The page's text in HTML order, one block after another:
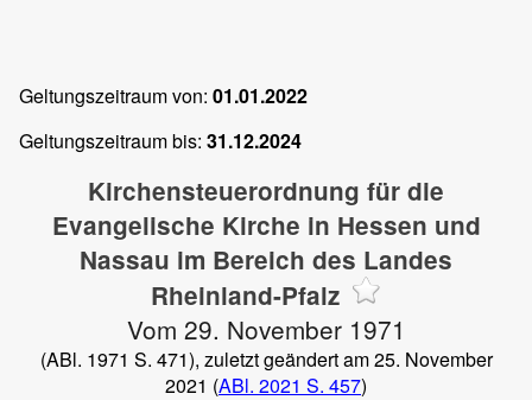
Geltungszeitraum von: 01.01.2022
Geltungszeitraum bis: 31.12.2024
Kirchensteuerordnung für die
Evangelische Kirche in Hessen und
Nassau im Bereich des Landes
Rheinland-Pfalz
Vom 29. November 1971
(ABl. 1971 S. 471), zuletzt geändert am 25. November
2021 (ABl. 2021 S. 457)